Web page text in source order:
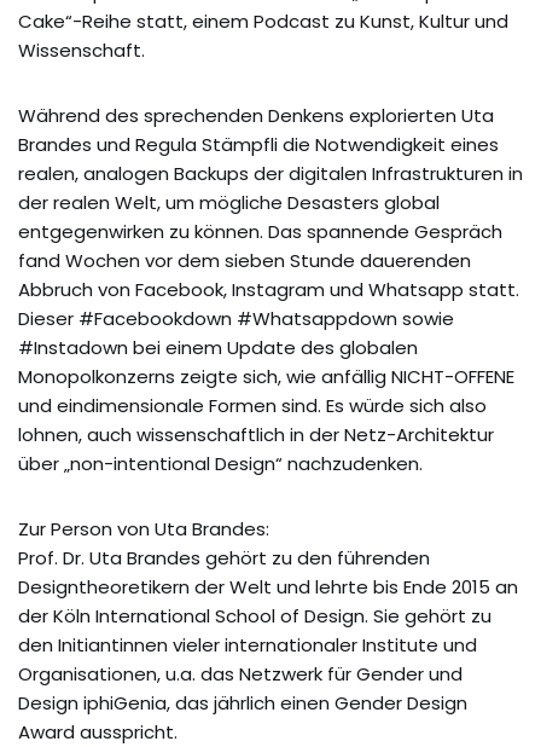
Cake“-Reihe statt, einem Podcast zu Kunst, Kultur und
Wissenschaft.
Während des sprechenden Denkens explorierten Uta
Brandes und Regula Stämpfli die Notwendigkeit eines
realen, analogen Backups der digitalen Infrastrukturen in
der realen Welt, um mögliche Desasters global
entgegenwirken zu können. Das spannende Gespräch
fand Wochen vor dem sieben Stunde dauerenden
Abbruch von Facebook, Instagram und Whatsapp statt.
Dieser #Facebookdown #Whatsappdown sowie
#Instadown bei einem Update des globalen
Monopolkonzerns zeigte sich, wie anfällig NICHT-OFFENE
und eindimensionale Formen sind. Es würde sich also
lohnen, auch wissenschaftlich in der Netz-Architektur
über „non-intentional Design“ nachzudenken.
Zur Person von Uta Brandes:
Prof. Dr. Uta Brandes gehört zu den führenden
Designtheoretikern der Welt und lehrte bis Ende 2015 an
der Köln International School of Design. Sie gehört zu
den Initiantinnen vieler internationaler Institute und
Organisationen, u.a. das Netzwerk für Gender und
Design iphiGenia, das jährlich einen Gender Design
Award ausspricht.